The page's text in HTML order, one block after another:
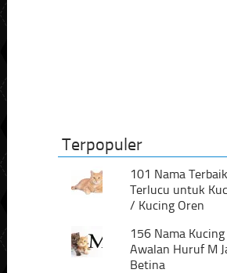
Terpopuler
101 Nama
Terlucu untuk
/ Kucing Oren
156 Nama
Awalan Huruf M
Betina